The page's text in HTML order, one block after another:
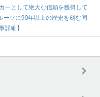
ーとして絶大な信頼を獲得して
ーツに90年以上の歴史を刻む同
詳細】